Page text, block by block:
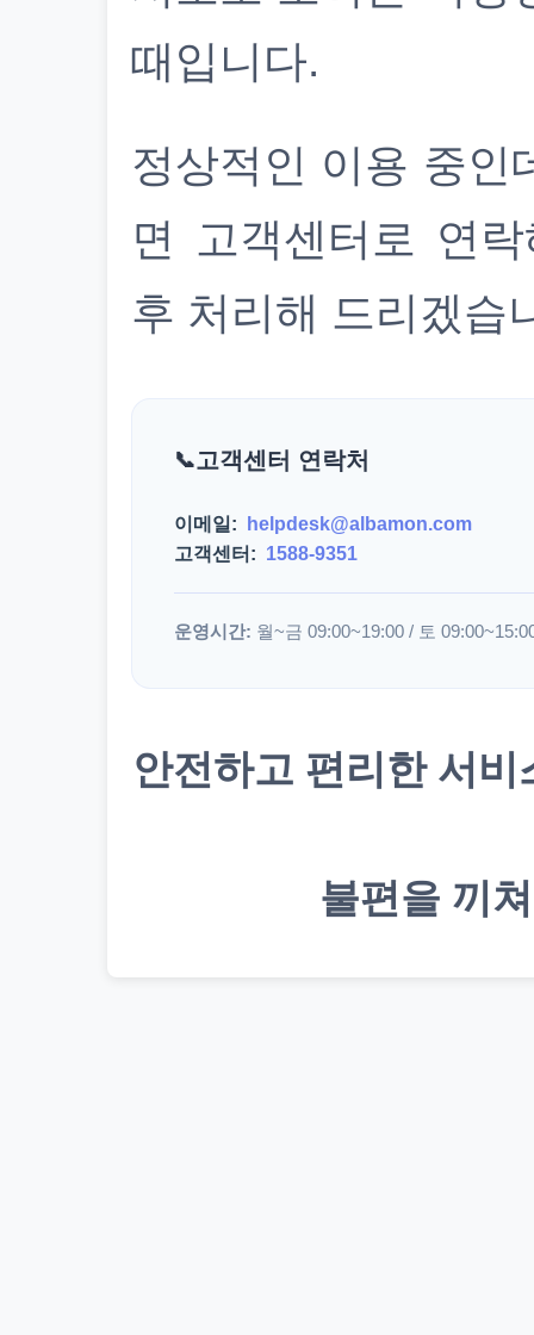
때입니다.
정상적인 이용 중인
면 고객센터로 연
후 처리해 드리겠습
고객센터 연락처
이메일:
helpdesk@albamon.com
고객센터: 1588-9351
운영시간: 월~금 09:00~19:00 / 토
안전하고 편리한 서
불편을 끼